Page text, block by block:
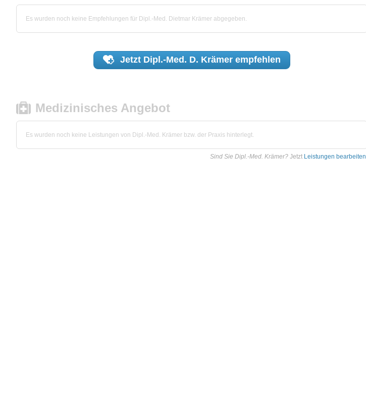
Es wurden noch keine Empfehlungen für Dipl.-Med. Dietmar Krämer abgegeben.
Jetzt Dipl.-Med. D. Krämerempfehlen
Medizinisches Angebot
Es wurden noch keine Leistungen von Dipl.-Med. Krämer bzw. der Praxis hinterlegt.
Sind Sie Dipl.-Med. Krämer? Jetzt Leistungen bearbeiten